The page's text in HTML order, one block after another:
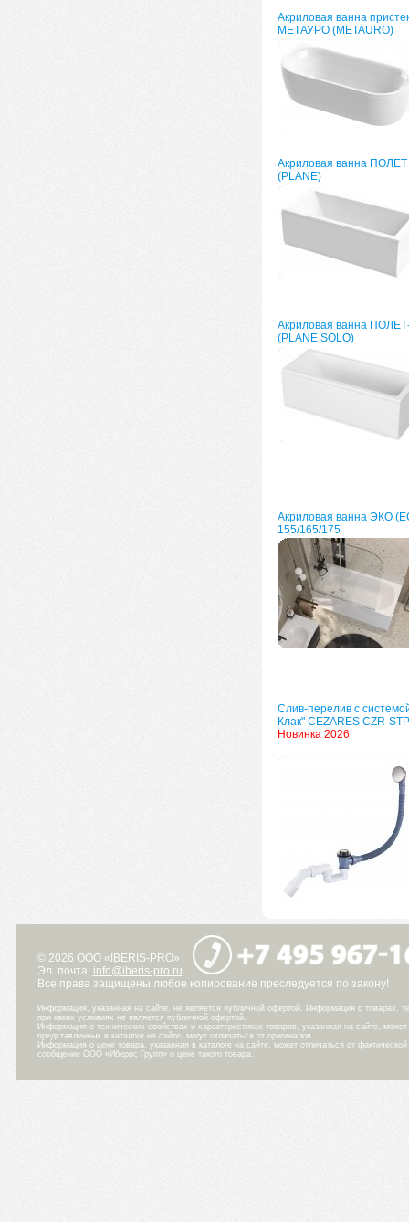
Акриловая ванна
МЕТАУРО (METAURO)
Акриловая ванна ПОЛЕТ
(PLANE)
Акриловая ванна
(PLANE SOLO)
Акриловая ванна ЭКО
155/165/175
Слив-перелив с
Клак" CEZARES CZR-
Новинка 2026
© 2026 ООО «IBERIS-PRO»
Эл. почта: info@iberis-pro.ru
Все права защищены любое копирование преследуется по закону!
Информация, указанная на сайте, не является публичной офертой. Информация о товарах,
при каких условиях не является публичной офертой.
Информация о технических свойствах и характеристиках товаров, указанная на сайте,
представленных в каталоге на сайте, могут отличаться от оригиналов.
Информация о цене товара, указанная в каталоге на сайте, может отличаться от
сообщение ООО «Иберис Групп» о цене такого товара.